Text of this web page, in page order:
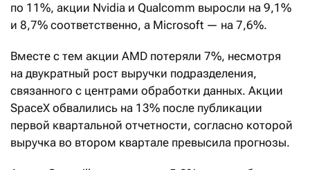
по 11%, акции Nvidia и Qualcomm выросли на 9,1%
и 8,7% соответственно, а Microsoft — на 7,6%.
Вместе с тем акции AMD потеряли 7%, несмотря
на двукратный рост выручки подразделения,
связанного с центрами обработки данных. Акции
SpaceX обвалились на 13% после публикации
первой квартальной отчетности, согласно которой
выручка во втором квартале превысила прогнозы.